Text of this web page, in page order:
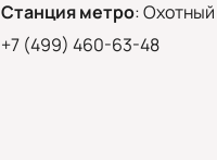
Станция метро:
+7 (499) 460-63-48